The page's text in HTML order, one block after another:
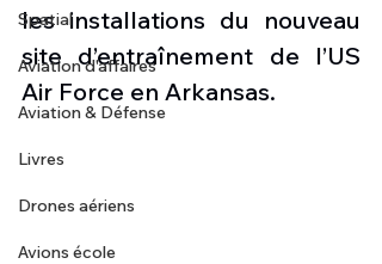
Spatial
Aviation d'affaires
Aviation & Défense
Livres
Drones aériens
Avions école
les installations du nouveau
site d’entraînement de l’US
Air Force en Arkansas.